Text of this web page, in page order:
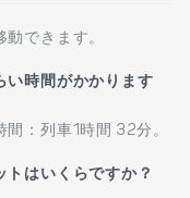
できます。
い時間がかかります
：列車1時間 32分。
トはいくらですか？